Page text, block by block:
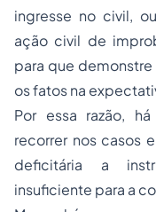
ingresse no civil,
ação civil de
para que
os fatos na
Por essa razão,
recorrer nos casos
deficitária a
insuficiente para a